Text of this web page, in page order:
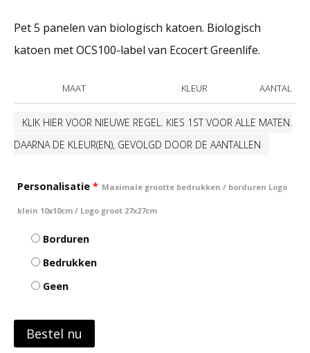
Pet 5 panelen van biologisch katoen. Biologisch
katoen met OCS100-label van Ecocert Greenlife.
MAAT KLEUR AANTAL
KLIK HIER VOOR NIEUWE REGEL. KIES 1ST VOOR ALLE MATEN.
DAARNA DE KLEUR(EN), GEVOLGD DOOR DE AANTALLEN
Personalisatie * Maximale grootte bedrukken / borduren Logo
klein 10x10cm / Logo groot 27x27cm
Borduren
Bedrukken
Geen
Bestel nu